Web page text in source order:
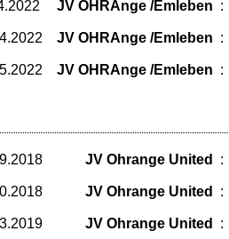
JV OHRAnge /Emleben :
JV OHRAnge /Emleben :
JV OHRAnge /Emleben :
JV Ohrange United :
JV Ohrange United :
JV Ohrange United :